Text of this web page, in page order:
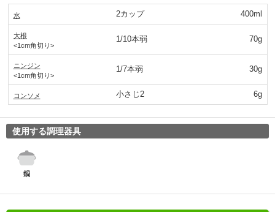
水 2カップ 400ml
大根
<1cm角切り>
1/10本弱 70g
ニンジン
<1cm角切り>
1/7本弱 30g
コンソメ 小さじ2 6g
使用する調理器具